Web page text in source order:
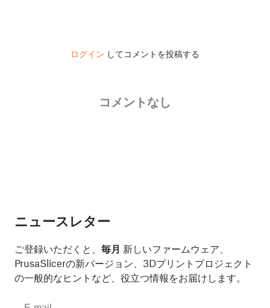
ログイン してコメントを投稿する
コメントなし
ニュースレター
ご登録いただくと、 毎月 新しいファームウェア、
PrusaSlicerの新バージョン、3Dプリントプロジェクト
の一般的なヒントなど、役立つ情報をお届けします。